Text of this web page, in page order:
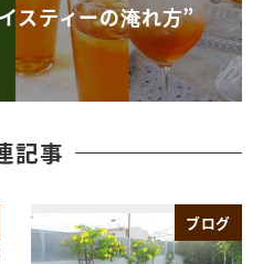
スティーの淹れ方”
記事
ブログ